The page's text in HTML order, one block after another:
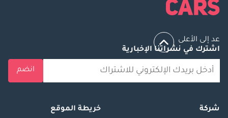
عد إلى الأعلى
اشترك في نشراتنا الإخبارية
انضم
شركة
خريطة الموقع